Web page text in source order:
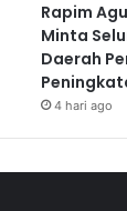
Rapim
Minta
Daerah
4 hari ago